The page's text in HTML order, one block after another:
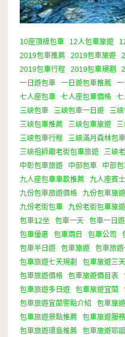
10座頂級包車 12人包車旅遊
2019包車推薦
2019包車旅遊
2019包車行程
2019包車規劃
一日遊包車
一日遊包車推薦
七人座包車
七人座包車價格
三峽包車
三峽包車一日遊 三
三峽包車推薦
三峽包車旅遊
三峽包車行程
三峽滿月森林包車
三峽祖師廟老街包車旅遊
三峽
中彰包車旅遊
中部包車 中部
九人座包車車款推薦
九人座賓
九份包車旅遊價格
九份包車旅
九份老街包車
九份老街包車旅遊
包車12坐
包車一天 包車一日遊
包車優惠
包車兩日 包車公司
包車半日遊
包車旅遊 包車旅
包車旅遊七天規劃
包車旅遊三天
包車旅遊價格
包車旅遊價目表
包車旅遊多日遊
包車旅遊宜蘭
包車旅遊宜蘭警點介紹
包車旅
包車旅遊景點推薦
包車旅遊服務
包車旅遊環島推薦
包車旅遊耶